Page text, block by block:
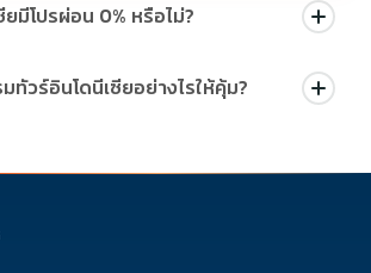
มีโปรผ่อน 0% หรือไม่?
ผ่อน 0% หรือโปรโมชั่นบัตรเครดิตตามเงื่อนไขที่
ถดูสัญลักษณ์โปรโมชั่นในรายการทัวร์แต่ละ
ทัวร์อินโดนีเซียอย่างไรให้คุ้ม?
บจากราคาต่ำสุดเพียงอย่างเดียว